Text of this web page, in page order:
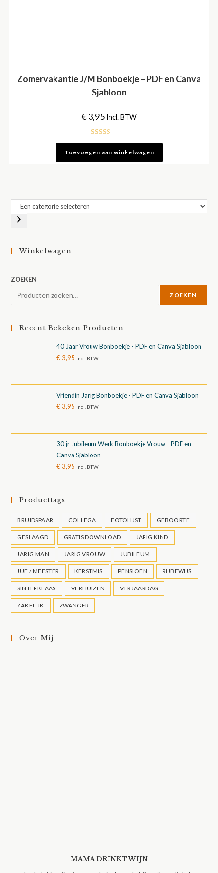
Zomervakantie J/M Bonboekje – PDF en Canva
Sjabloon
€3,95 Incl. BTW
Gewaardeerd
5.00uit 5
Toevoegen aan winkelwagen
Een
categorie
Winkelwagen
ZOEKEN
ZOEKEN
Recent Bekeken Producten
40 Jaar Vrouw Bonboekje - PDF en Canva Sjabloon
€3,95 Incl. BTW
Vriendin Jarig Bonboekje - PDF en Canva Sjabloon
€3,95 Incl. BTW
30 jr Jubileum Werk Bonboekje Vrouw - PDF en
Canva Sjabloon
€3,95 Incl. BTW
Producttags
BRUIDSPAAR COLLEGA FOTOLIJST GEBOORTE
GESLAAGD GRATIS DOWNLOAD JARIG KIND
JARIG MAN JARIG VROUW JUBILEUM
JUF / MEESTER KERSTMIS PENSIOEN RIJBEWIJS
SINTERKLAAS VERHUIZEN VERJAARDAG
ZAKELIJK ZWANGER
Over Mij
MAMA DRINKT WIJN